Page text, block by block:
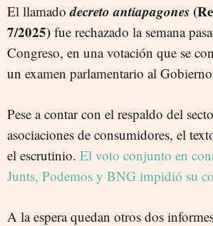
El llamadodecreto antiapagones
7/2025) fue rechazado la semana
Congreso, en una votación que se
un examen parlamentario al
Pese a contar con el respaldo del
asociaciones de consumidores, el
el escrutinio. El voto conjunto en
Junts, Podemos y BNG impidió su
A la espera quedan otros dos